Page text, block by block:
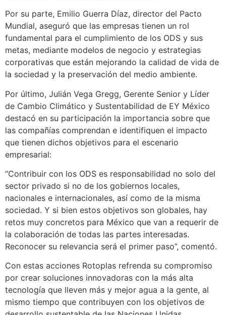
Por su parte, Emilio Guerra Díaz, director del Pacto
Mundial, aseguró que las empresas tienen un rol
fundamental para el cumplimiento de los ODS y sus
metas, mediante modelos de negocio y estrategias
corporativas que están mejorando la calidad de vida de
la sociedad y la preservación del medio ambiente.
Por último, Julián Vega Gregg, Gerente Senior y Líder
de Cambio Climático y Sustentabilidad de EY México
destacó en su participación la importancia sobre que
las compañías comprendan e identifiquen el impacto
que tienen dichos objetivos para el escenario
empresarial:
“Contribuir con los ODS es responsabilidad no solo del
sector privado si no de los gobiernos locales,
nacionales e internacionales, así como de la misma
sociedad. Y si bien estos objetivos son globales, hay
retos muy concretos para México que van a requerir de
la colaboración de todas las partes interesadas.
Reconocer su relevancia será el primer paso”, comentó.
Con estas acciones Rotoplas refrenda su compromiso
por crear soluciones innovadoras con la más alta
tecnología que lleven más y mejor agua a la gente, al
mismo tiempo que contribuyen con los objetivos de